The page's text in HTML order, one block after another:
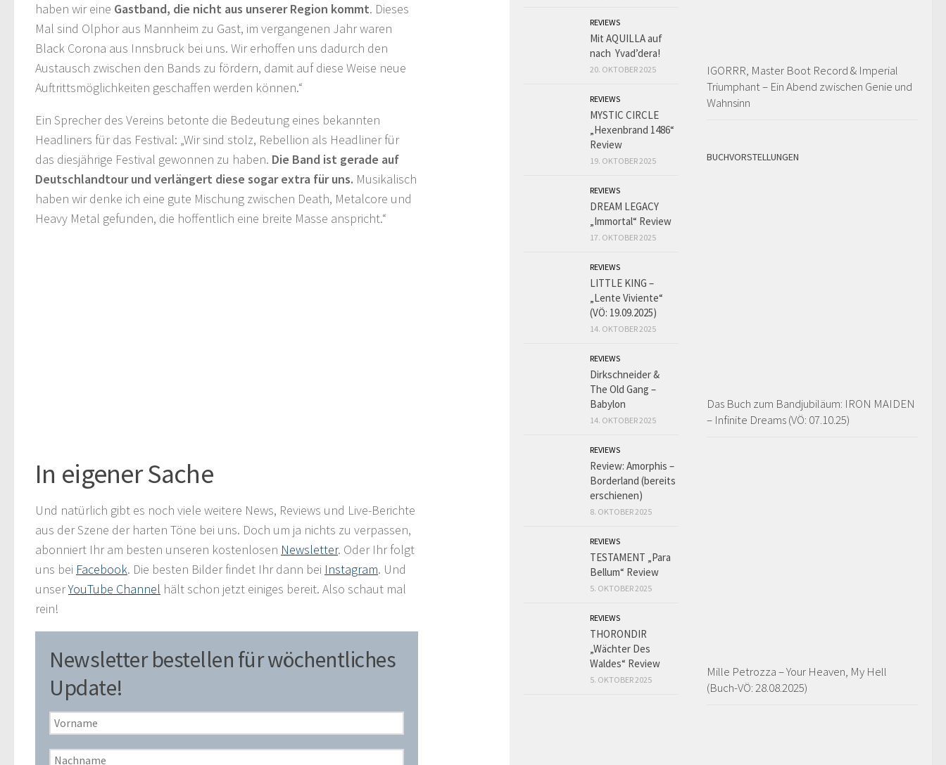
haben wir eine Gastband, die nicht aus unserer Region kommt. Dieses
Mal sind Olphor aus Mannheim zu Gast, im vergangenen Jahr waren
Black Corona aus Innsbruck bei uns. Wir erhoffen uns dadurch den
Austausch zwischen den Bands zu fördern, damit auf diese Weise neue
Auftrittsmöglichkeiten geschaffen werden können.“
Ein Sprecher des Vereins betonte die Bedeutung eines bekannten
Headliners für das Festival: „Wir sind stolz, Rebellion als Headliner für
das diesjährige Festival gewonnen zu haben. Die Band ist gerade auf
Deutschlandtour und verlängert diese sogar extra für uns. Musikalisch
haben wir denke ich eine gute Mischung zwischen Death, Metalcore und
Heavy Metal gefunden, die hoffentlich eine breite Masse anspricht.“
In eigener Sache
Und natürlich gibt es noch viele weitere News, Reviews und Live-Berichte
aus der Szene der harten Töne bei uns. Doch um ja nichts zu verpassen,
abonniert Ihr am besten unseren kostenlosen Newsletter. Oder Ihr folgt
uns bei Facebook. Die besten Bilder findet Ihr dann bei Instagram. Und
unserYouTube Channel hält schon jetzt einiges bereit. Also schaut mal
rein!
Newsletter bestellen für wöchentliches
Update!
IGORRR, Master Boot Record & Imperial
Triumphant – Ein Abend zwischen Genie und
Wahnsinn
BUCHVORSTELLUNGEN
Das Buch zum Bandjubiläum: IRON MAIDEN
– Infinite Dreams (VÖ: 07.10.25)
Mille Petrozza – Your Heaven, My Hell
(Buch-VÖ: 28.08.2025)
REVIEWS
Mit AQUILLA auf
nach Yvad’dera!
20. OKTOBER 2025
REVIEWS
MYSTIC CIRCLE
„Hexenbrand 1486“
Review
19. OKTOBER 2025
REVIEWS
DREAM LEGACY
„Immortal“ Review
17. OKTOBER 2025
REVIEWS
LITTLE KING –
„Lente Viviente“
(VÖ: 19.09.2025)
14. OKTOBER 2025
REVIEWS
Dirkschneider &
The Old Gang –
Babylon
14. OKTOBER 2025
REVIEWS
Review: Amorphis –
Borderland (bereits
erschienen)
8. OKTOBER 2025
REVIEWS
TESTAMENT „Para
Bellum“ Review
5. OKTOBER 2025
REVIEWS
THORONDIR
„Wächter Des
Waldes“ Review
5. OKTOBER 2025